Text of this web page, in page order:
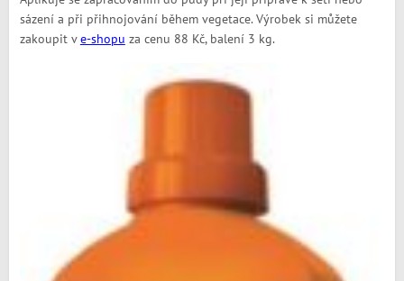
sázení a při přihnojování během vegetace. Výrobek si můžete
zakoupit ve-shopu za cenu 88 Kč, balení 3 kg.